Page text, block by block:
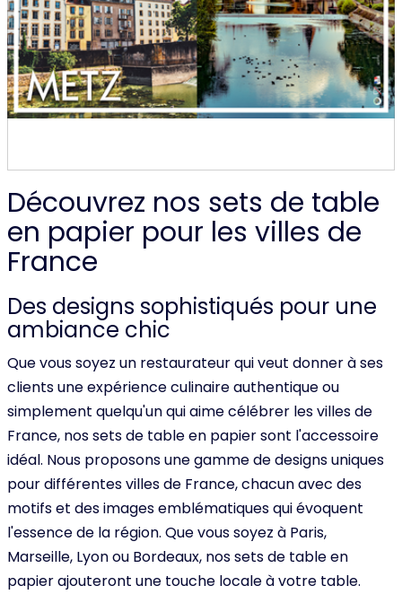
Découvrez nos sets de table
en papier pour les villes de
France
Des designs sophistiqués pour une
ambiance chic
Que vous soyez un restaurateur qui veut donner à ses
clients une expérience culinaire authentique ou
simplement quelqu'un qui aime célébrer les villes de
France, nos sets de table en papier sont l'accessoire
idéal. Nous proposons une gamme de designs uniques
pour différentes villes de France, chacun avec des
motifs et des images emblématiques qui évoquent
l'essence de la région. Que vous soyez à Paris,
Marseille, Lyon ou Bordeaux, nos sets de table en
papier ajouteront une touche locale à votre table.